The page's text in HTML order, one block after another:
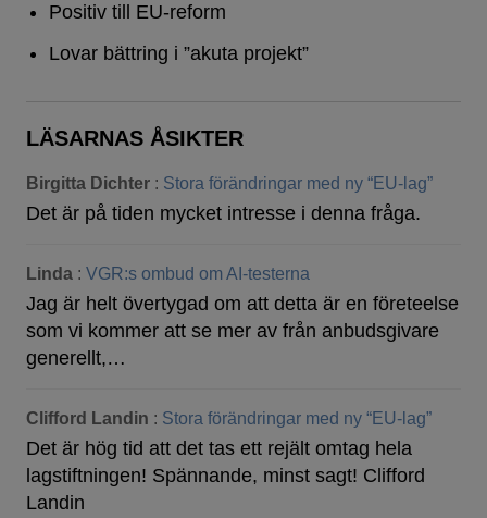
Positiv till EU-reform
Lovar bättring i ”akuta projekt”
LÄSARNAS ÅSIKTER
Birgitta Dichter : Stora förändringar med ny “EU-lag”
Det är på tiden mycket intresse i denna fråga.
Linda : VGR:s ombud om AI-testerna
Jag är helt övertygad om att detta är en företeelse
som vi kommer att se mer av från anbudsgivare
generellt,…
Clifford Landin : Stora förändringar med ny “EU-lag”
Det är hög tid att det tas ett rejält omtag hela
lagstiftningen! Spännande, minst sagt! Clifford
Landin